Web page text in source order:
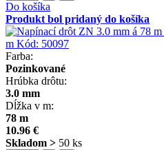
Do košíka
Produkt bol pridaný do košíka
m Kód: 50097
Farba:
Pozinkované
Hrúbka drôtu:
3.0 mm
Dĺžka v m:
78 m
10.96 €
Skladom > 50 ks